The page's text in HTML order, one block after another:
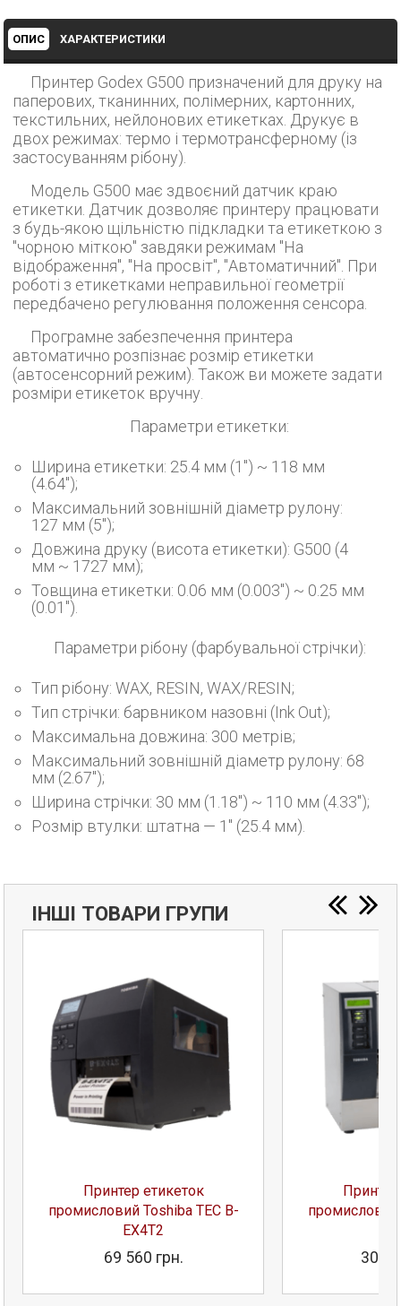
ОПИС ХАРАКТЕРИСТИКИ
Принтер Godex G500 призначений для друку на
паперових, тканинних, полімерних, картонних,
текстильних, нейлонових етикетках. Друкує в
двох режимах: термо і термотрансферному (із
застосуванням рібону).
Модель G500 має здвоєний датчик краю
етикетки. Датчик дозволяє принтеру працювати
з будь-якою щільністю підкладки та етикеткою з
"чорною міткою" завдяки режимам "На
відображення", "На просвіт", "Автоматичний". При
роботі з етикетками неправильної геометрії
передбачено регулювання положення сенсора.
Програмне забезпечення принтера
автоматично розпізнає розмір етикетки
(автосенсорний режим). Також ви можете задати
розміри етикеток вручну.
Параметри етикетки:
Ширина етикетки: 25.4 мм (1") ~ 118 мм
(4.64");
Максимальний зовнішній діаметр рулону:
127 мм (5");
Довжина друку (висота етикетки): G500 (4
мм ~ 1727 мм);
Товщина етикетки: 0.06 мм (0.003") ~ 0.25 мм
(0.01").
Параметри рібону (фарбувальної стрічки):
Тип рібону: WAX, RESIN, WAX/RESIN;
Тип стрічки: барвником назовні (Ink Out);
Максимальна довжина: 300 метрів;
Максимальний зовнішній діаметр рулону: 68
мм (2.67");
Ширина стрічки: 30 мм (1.18") ~ 110 мм (4.33");
Розмір втулки: штатна — 1" (25.4 мм).
ІНШІ ТОВАРИ ГРУПИ
Принтер етикеток
промисловий Toshiba TEC B-
EX4T2
69 560 грн.
промисловий
305